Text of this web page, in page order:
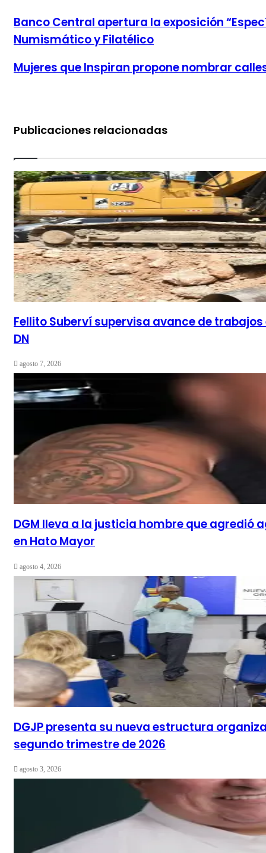
Banco Central apertura la exposición
Numismático y Filatélico
Mujeres que Inspiran propone nombrar
Publicaciones relacionadas
Fellito Suberví supervisa avance de
DN
agosto 7, 2026
DGM lleva a la justicia hombre que
en Hato Mayor
agosto 4, 2026
DGJP presenta su nueva estructura
segundo trimestre de 2026
agosto 3, 2026